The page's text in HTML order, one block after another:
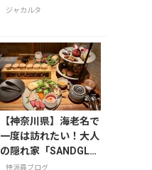
ジャカルタ
【神奈川県】海老名で
一度は訪れたい！大人
の隠れ家「SANDGLA
SS 熾火」で味わうア
特派員ブログ